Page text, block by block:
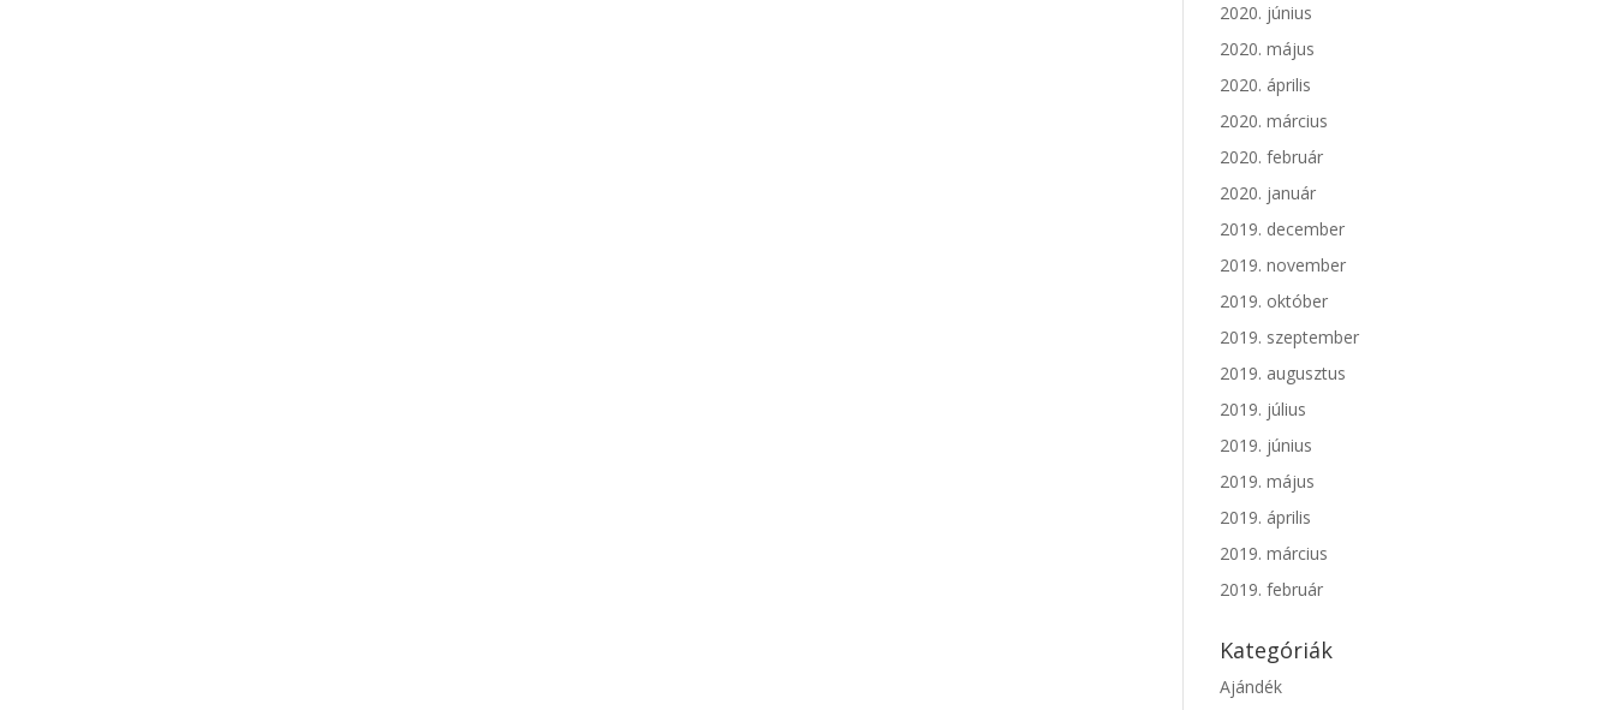
2020. június
2020. május
2020. április
2020. március
2020. február
2020. január
2019. december
2019. november
2019. október
2019. szeptember
2019. augusztus
2019. július
2019. június
2019. május
2019. április
2019. március
2019. február
Kategóriák
Ajándék